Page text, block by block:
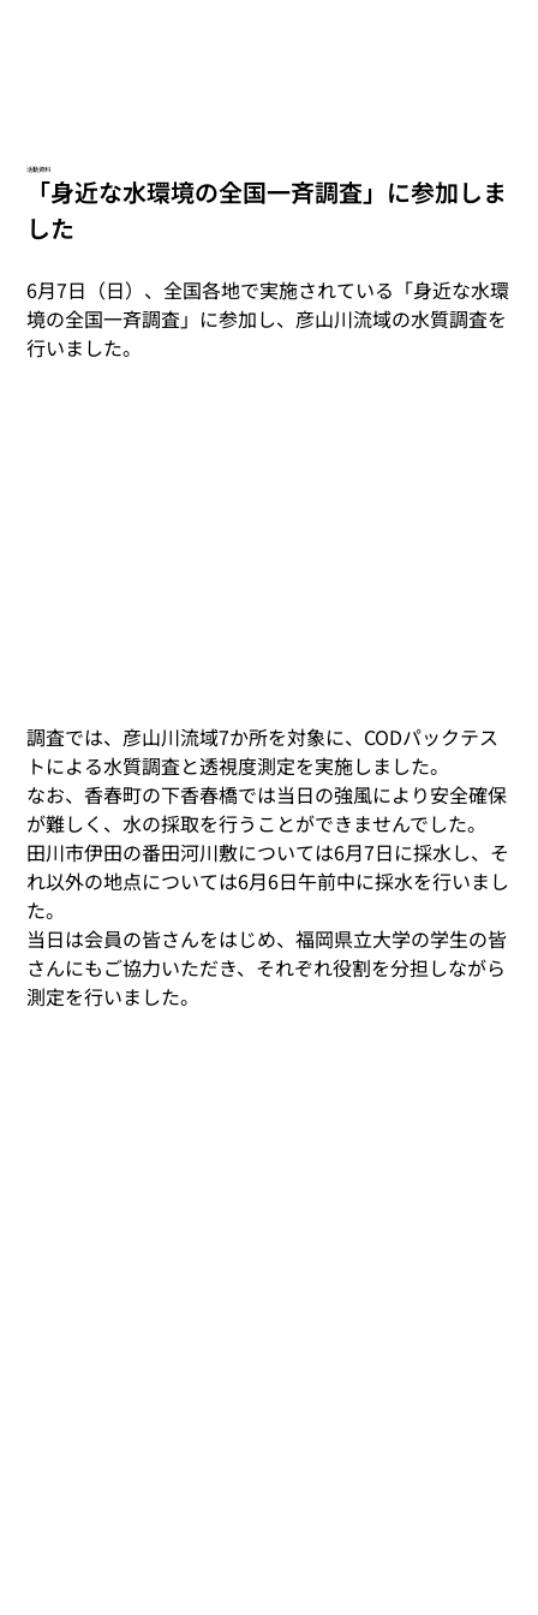
活動資料
「身近な水環境の全国一斉調査」に参加しま
した
6月7日（日）、全国各地で実施されている「身近な水環
境の全国一斉調査」に参加し、彦山川流域の水質調査を
行いました。
調査では、彦山川流域7か所を対象に、CODパックテス
トによる水質調査と透視度測定を実施しました。
なお、香春町の下香春橋では当日の強風により安全確保
が難しく、水の採取を行うことができませんでした。
田川市伊田の番田河川敷については6月7日に採水し、そ
れ以外の地点については6月6日午前中に採水を行いまし
た。
当日は会員の皆さんをはじめ、福岡県立大学の学生の皆
さんにもご協力いただき、それぞれ役割を分担しながら
測定を行いました。